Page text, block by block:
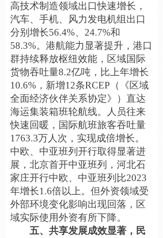
高技术制造领域出口快速增长，
汽车、手机、风力发电机组出口
分别增长56.4%、24.7%和
58.3%。港航能力显著提升，港口
群持续释放枢纽效能，区域国际
货物吞吐量8.2亿吨，比上年增长
10.6%，新增12条RCEP（《区域
全面经济伙伴关系协定》）直达
海运集装箱班轮航线。人员往来
快速回暖，国际航班旅客吞吐量
1763.3万人次，实现成倍增长。
中欧、中亚班列开行取得显著进
展，北京首开中亚班列，河北石
家庄开行中欧、中亚班列比2023
年增长1.6倍以上。但外资领域受
外部环境变化影响出现回落，区
域实际使用外资有所下降。
五、共享发展成效显著，民